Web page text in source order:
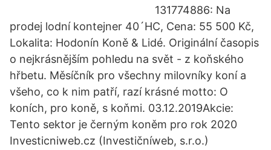
131774886: Na
prodej lodní kontejner 40´HC, Cena: 55 500 Kč,
Lokalita: Hodonín Koně & Lidé. Originální časopis
o nejkrásnějším pohledu na svět - z koňského
hřbetu. Měsíčník pro všechny milovníky koní a
všeho, co k nim patří, razí krásné motto: O
koních, pro koně, s koňmi. 03.12.2019Akcie:
Tento sektor je černým koněm pro rok 2020
Investicniweb.cz (Investičníweb, s.r.o.)